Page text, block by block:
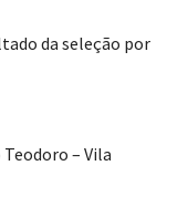
da seleção por
– Vila